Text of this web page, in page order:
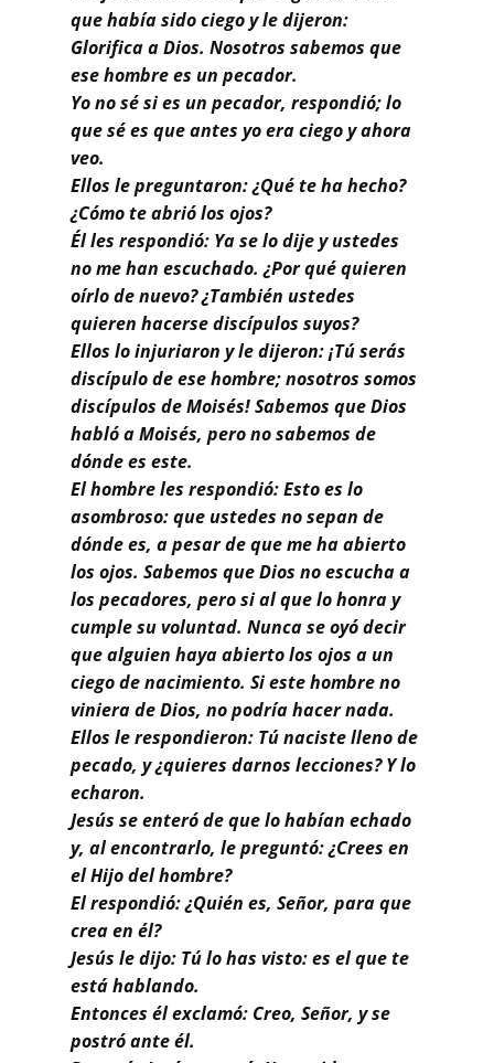
que había sido ciego y le dijeron:
Glorifica a Dios. Nosotros sabemos que
ese hombre es un pecador.
Yo no sé si es un pecador, respondió; lo
que sé es que antes yo era ciego y ahora
veo.
Ellos le preguntaron: ¿Qué te ha hecho?
¿Cómo te abrió los ojos?
Él les respondió: Ya se lo dije y ustedes
no me han escuchado. ¿Por qué quieren
oírlo de nuevo? ¿También ustedes
quieren hacerse discípulos suyos?
Ellos lo injuriaron y le dijeron: ¡Tú serás
discípulo de ese hombre; nosotros somos
discípulos de Moisés! Sabemos que Dios
habló a Moisés, pero no sabemos de
dónde es este.
El hombre les respondió: Esto es lo
asombroso: que ustedes no sepan de
dónde es, a pesar de que me ha abierto
los ojos. Sabemos que Dios no escucha a
los pecadores, pero si al que lo honra y
cumple su voluntad. Nunca se oyó decir
que alguien haya abierto los ojos a un
ciego de nacimiento. Si este hombre no
viniera de Dios, no podría hacer nada.
Ellos le respondieron: Tú naciste lleno de
pecado, y ¿quieres darnos lecciones? Y lo
echaron.
Jesús se enteró de que lo habían echado
y, al encontrarlo, le preguntó: ¿Crees en
el Hijo del hombre?
El respondió: ¿Quién es, Señor, para que
crea en él?
Jesús le dijo: Tú lo has visto: es el que te
está hablando.
Entonces él exclamó: Creo, Señor, y se
postró ante él.